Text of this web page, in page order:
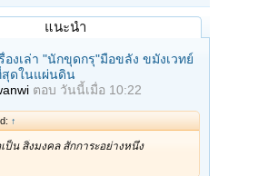
แนะนำ
องเล่า "นักขุดกรุ"มือขลัง ขมังเวทย์
ดในแผ่นดิน
ตอบ วันนี้เมื่อ 10:22
↑
ป็น สิ่งมงคล สักการะอย่างหนึ่ง